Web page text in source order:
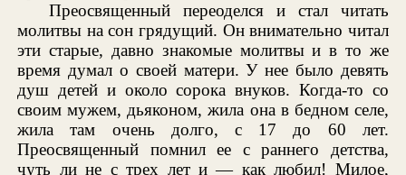
Преосвященный переоделся и стал читать
молитвы на сон грядущий. Он внимательно читал
эти старые, давно знакомые молитвы и в то же
время думал о своей матери. У нее было девять
душ детей и около сорока внуков. Когда-то со
своим мужем, дьяконом, жила она в бедном селе,
жила там очень долго, с 17 до 60 лет.
Преосвященный помнил ее с раннего детства,
чуть ли не с трех лет и — как любил! Милое,